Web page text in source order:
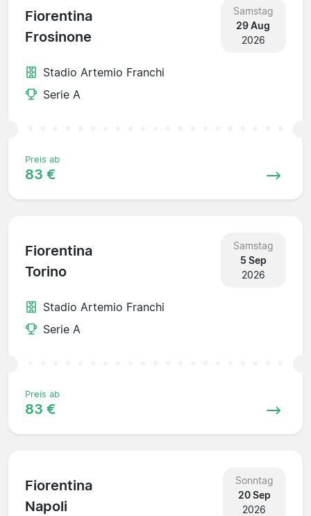
Fiorentina
Frosinone
Samstag
29 Aug
2026
Stadio Artemio Franchi
Serie A
Preis ab
83 €
Fiorentina
Torino
Samstag
5 Sep
2026
Stadio Artemio Franchi
Serie A
Preis ab
83 €
Fiorentina
Napoli
Sonntag
20 Sep
2026